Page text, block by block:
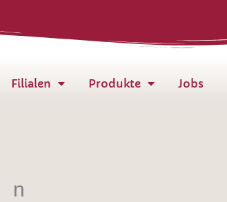
Filialen Produkte Jobs